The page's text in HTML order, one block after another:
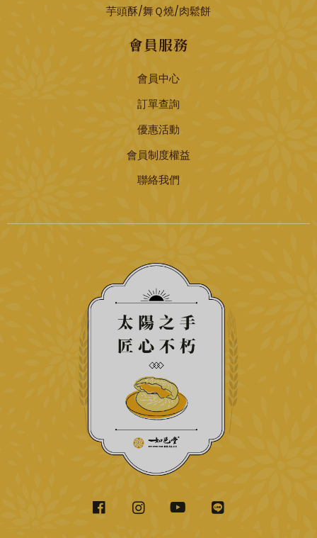
芋頭酥/舞Ｑ燒/肉鬆餅
會員服務
會員中心
訂單查詢
優惠活動
會員制度權益
聯絡我們